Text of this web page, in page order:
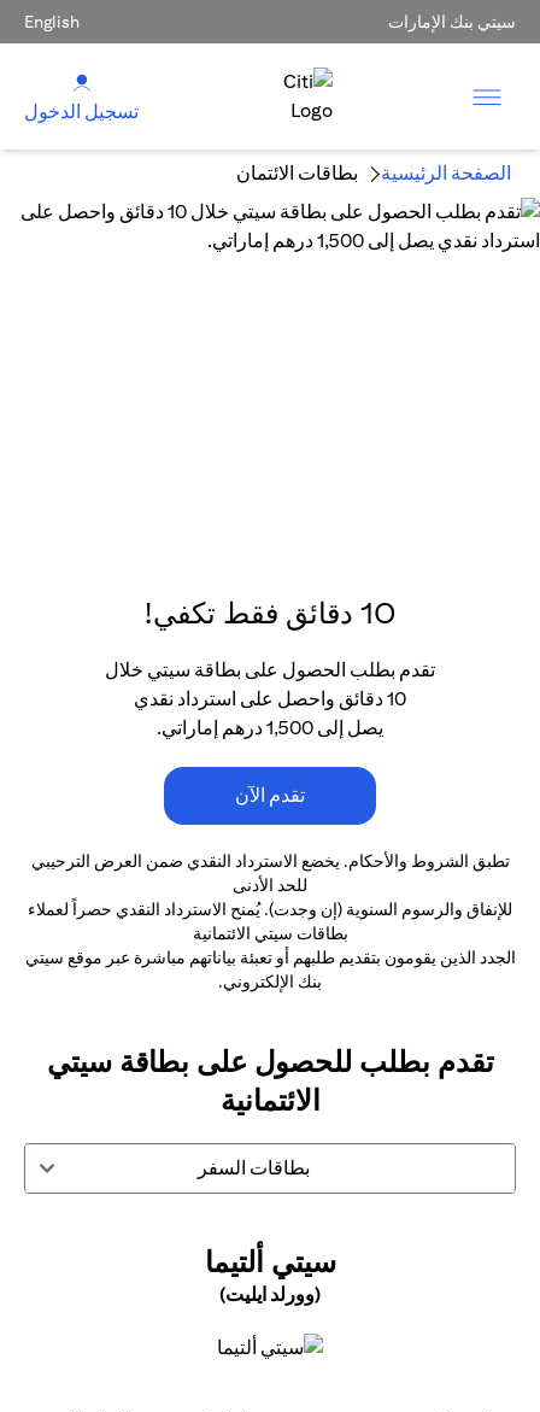
سيتي بنك الإمارات English
تسجيل الدخول
الصفحة الرئيسية بطاقات الائتمان
10 دقائق فقط تكفي!
تقدم بطلب الحصول على بطاقة سيتي خلال
10 دقائق واحصل على استرداد نقدي
يصل إلى 1,500 درهم إماراتي.
تقدم الآن
تطبق الشروط والأحكام. يخضع الاسترداد النقدي ضمن العرض الترحيبي
للحد الأدنى
للإنفاق والرسوم السنوية (إن وجدت). يُمنح الاسترداد النقدي حصراً لعملاء
بطاقات سيتي الائتمانية
الجدد الذين يقومون بتقديم طلبهم أو تعبئة بياناتهم مباشرة عبر موقع سيتي
بنك الإلكتروني.
تقدم بطلب للحصول على بطاقة سيتي
الائتمانية
بطاقات السفر
سيتي ألتيما
(وورلد ايليت)